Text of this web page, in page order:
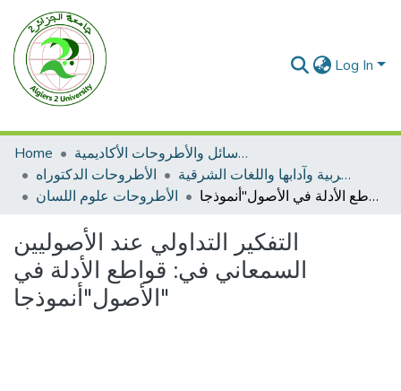
Log In
Home
الرسائل والأطروحات الأكاديمية
الأطروحات الدكتوراه
الأطروحات اللغة العربية وآدابها واللغات الشرقية
الأطروحات علوم اللسان
التفكير التداولي عند الأصوليين السمعاني في: قواطع الأدلة في الأصول"أنموذجا"
التفكير التداولي عند الأصوليين
السمعاني في: قواطع الأدلة في
الأصول"أنموذجا"